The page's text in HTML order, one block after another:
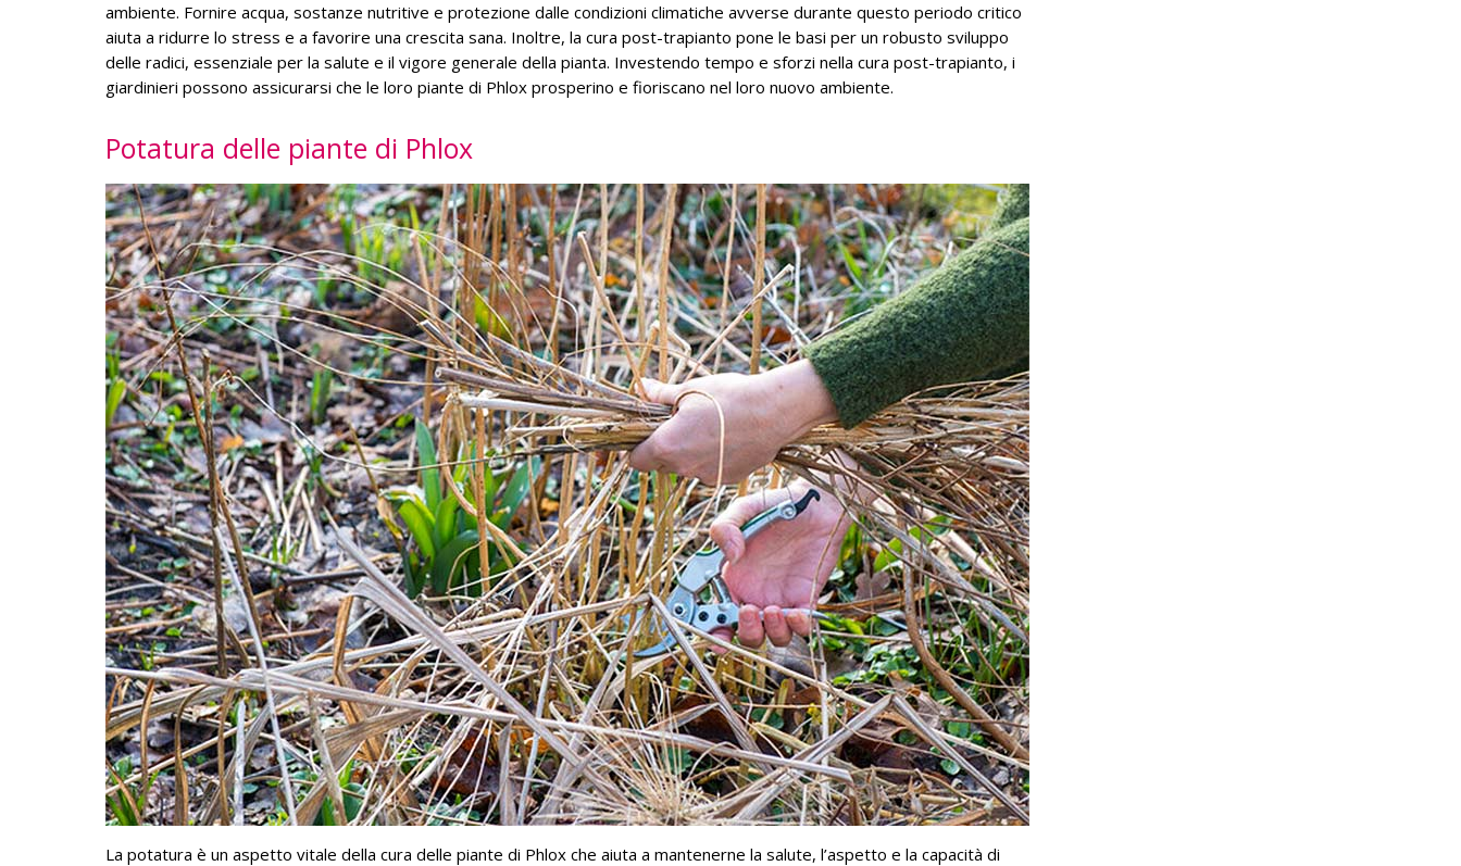
ambiente. Fornire acqua, sostanze nutritive e protezione dalle condizioni climatiche avverse durante questo periodo critico
aiuta a ridurre lo stress e a favorire una crescita sana. Inoltre, la cura post-trapianto pone le basi per un robusto sviluppo
delle radici, essenziale per la salute e il vigore generale della pianta. Investendo tempo e sforzi nella cura post-trapianto, i
giardinieri possono assicurarsi che le loro piante di Phlox prosperino e fioriscano nel loro nuovo ambiente.
Potatura delle piante di Phlox
La potatura è un aspetto vitale della cura delle piante di Phlox che aiuta a mantenerne la salute, l’aspetto e la capacità di